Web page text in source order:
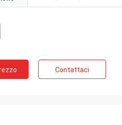
Contattaci